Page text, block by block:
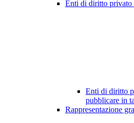
Enti di diritto privato
Enti di diritto
pubblicare in
Rappresentazione